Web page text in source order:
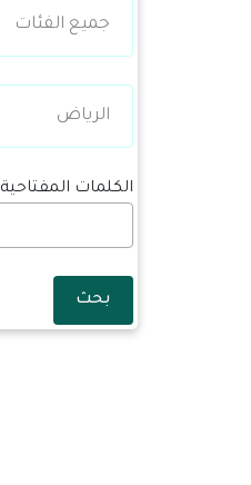
جميع الفئات
الرياض
الكلمات المفتاحية
بحث